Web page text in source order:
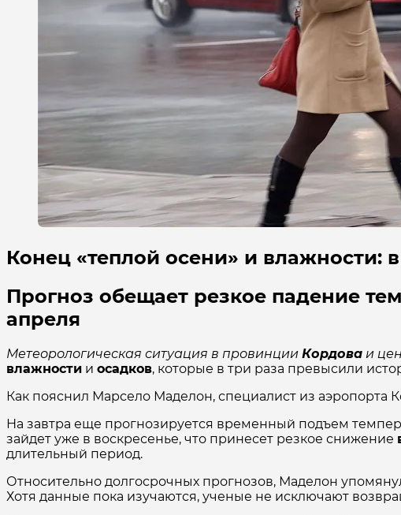
Конец «теплой осени» и влажности:
Прогноз обещает резкое падение
апреля
Метеорологическая ситуация в провинции Кордова и
влажности и осадков, которые в три раза превысили
Как пояснил Марсело Маделон, специалист из аэропорта
На завтра еще прогнозируется временный подъем
зайдет уже в воскресенье, что принесет резкое снижение
длительный период.
Относительно долгосрочных прогнозов, Маделон
Хотя данные пока изучаются, ученые не исключают